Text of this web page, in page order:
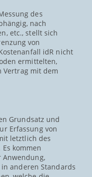
des
nach
etc., stellt sich
von
idR nicht
ermittelten,
Vertrag mit dem
Grundsatz und
Erfassung von
letztlich des
kommen
Anwendung,
anderen Standards